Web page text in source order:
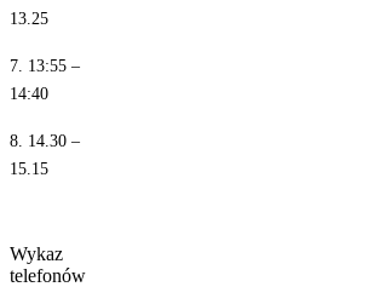
13.25
7. 13:55 –
14:40
8. 14.30 –
15.15
Wykaz
telefonów